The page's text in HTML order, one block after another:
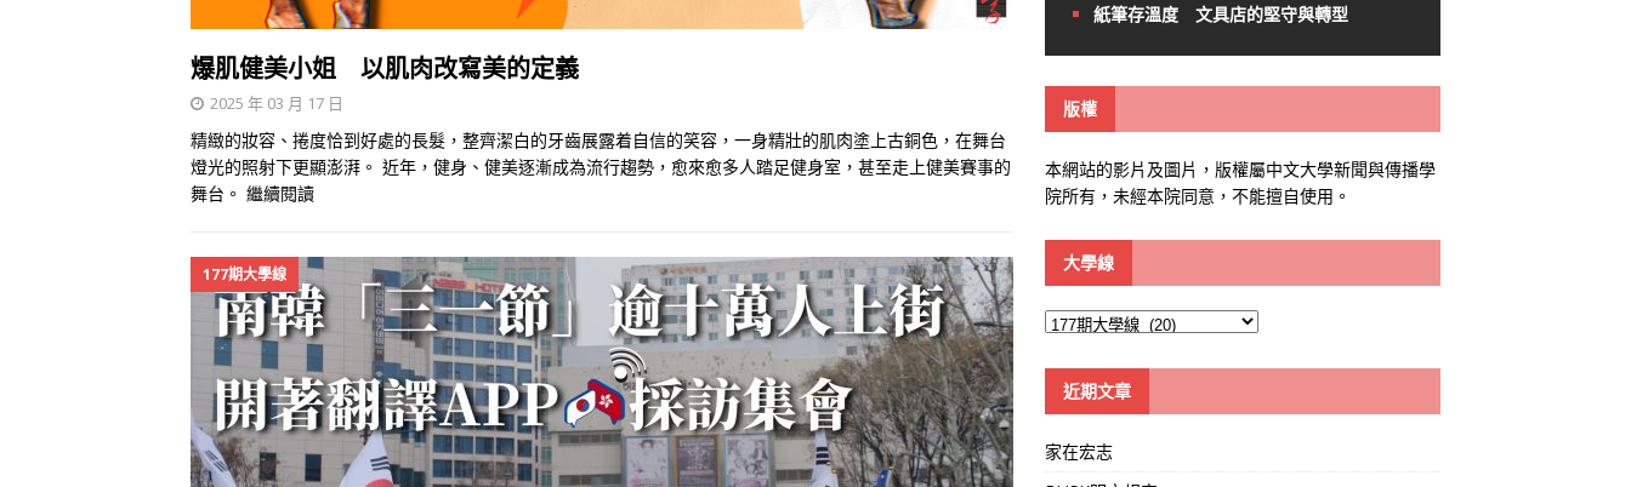
爆肌健美小姐 以肌肉改寫美的定義
2025 年 03 月 17 日
精緻的妝容、捲度恰到好處的長髮，整齊潔白的牙齒展露着自信的笑容，一身精壯的肌肉塗上古銅色，在舞台
燈光的照射下更顯澎湃。 近年，健身、健美逐漸成為流行趨勢，愈來愈多人踏足健身室，甚至走上健美賽事的
舞台。 繼續閱讀
177期大學線
紙筆存溫度 文具店的堅守與轉型
版權
本網站的影片及圖片，版權屬中文大學新聞與傳播學
院所有，未經本院同意，不能擅自使用。
大學線
大
線
近期文章
家在宏志